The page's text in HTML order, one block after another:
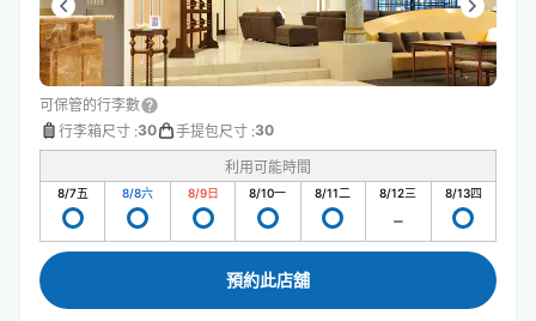
可保管的行李數
行李箱尺寸 :30 手提包尺寸 :30
利用可能時間
8/7五 8/8六 8/9日 8/10一 8/11二 8/12三 8/13四
預約此店舖